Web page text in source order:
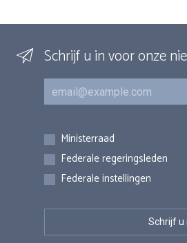
Schrijf u in voor onze
E-mail
Inschrijvingen
Ministerraad
Federale regeringsleden
Federale instellingen